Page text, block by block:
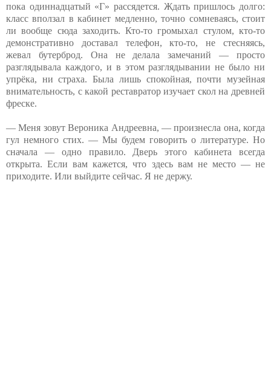
пока одиннадцатый «Г» рассядется. Ждать пришлось долго:
класс вползал в кабинет медленно, точно сомневаясь, стоит
ли вообще сюда заходить. Кто-то громыхал стулом, кто-то
демонстративно доставал телефон, кто-то, не стесняясь,
жевал бутерброд. Она не делала замечаний — просто
разглядывала каждого, и в этом разглядывании не было ни
упрёка, ни страха. Была лишь спокойная, почти музейная
внимательность, с какой реставратор изучает скол на древней
фреске.
— Меня зовут Вероника Андреевна, — произнесла она, когда
гул немного стих. — Мы будем говорить о литературе. Но
сначала — одно правило. Дверь этого кабинета всегда
открыта. Если вам кажется, что здесь вам не место — не
приходите. Или выйдите сейчас. Я не держу.